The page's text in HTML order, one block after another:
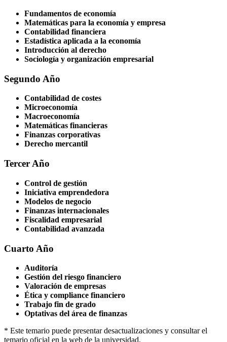
Fundamentos de economía
Matemáticas para la economía y empresa
Contabilidad financiera
Estadística aplicada a la economía
Introducción al derecho
Sociología y organización empresarial
Segundo Año
Contabilidad de costes
Microeconomía
Macroeconomía
Matemáticas financieras
Finanzas corporativas
Derecho mercantil
Tercer Año
Control de gestión
Iniciativa emprendedora
Modelos de negocio
Finanzas internacionales
Fiscalidad empresarial
Contabilidad avanzada
Cuarto Año
Auditoría
Gestión del riesgo financiero
Valoración de empresas
Ética y compliance financiero
Trabajo fin de grado
Optativas del área de finanzas
* Este temario puede presentar desactualizaciones y consultar el
temario oficial en la web de la universidad.